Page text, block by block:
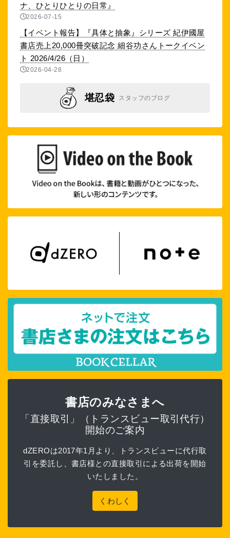
ナ、ひとりひとりの日常』
2026-07-15
【イベント報告】『具体と抽象』シリーズ 紀伊國屋
書店売上20,000冊突破記念 細谷功さんトークイベン
ト 2026/4/26（日）
2026-04-28
堪忍袋 スタッフのブログ
書店のみなさまへ
「直接取引」（トランスビュー取引代行）
開始のご案内
dZEROは2017年1月より、トランスビューに代行取
引を委託し、書店様との直接取引による出荷を開始
いたしました。
くわしく